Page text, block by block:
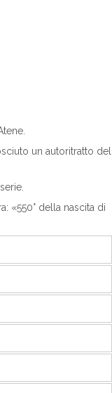
un autoritratto del
«550° della nascita di